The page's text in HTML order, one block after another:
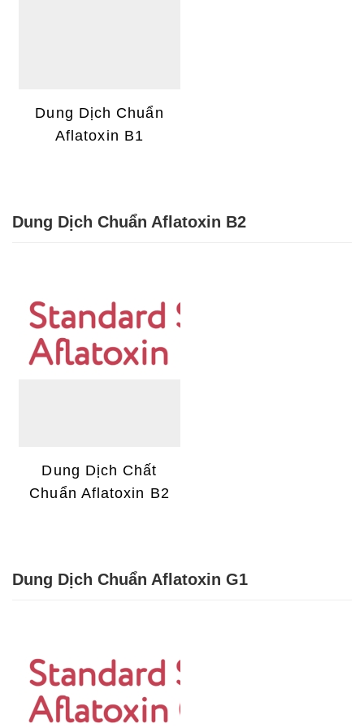
Dung Dịch Chuẩn
Aflatoxin B1
Dung Dịch Chuẩn Aflatoxin B2
Dung Dịch Chất
Chuẩn Aflatoxin B2
Dung Dịch Chuẩn Aflatoxin G1